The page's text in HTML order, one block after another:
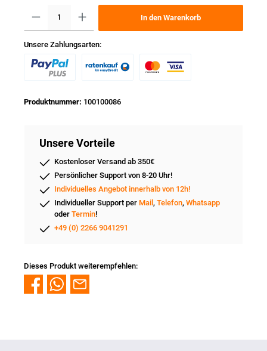
In den Warenkorb
Unsere Zahlungsarten:
Produktnummer: 100100086
Unsere Vorteile
Kostenloser Versand ab 350€
Persönlicher Support von 8-20 Uhr!
Individuelles Angebot innerhalb von 12h!
Individueller Support per Mail , Telefon, Whatsapp
oder Termin!
+49 (0) 2266 9041291
Dieses Produkt weiterempfehlen: